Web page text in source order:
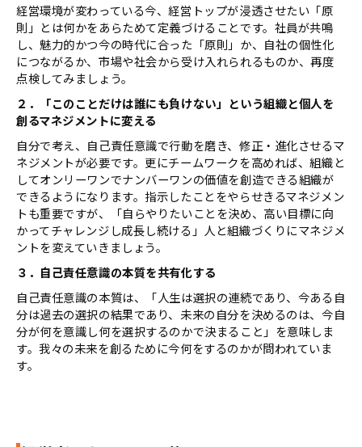
経営環境が変わっている今、経営トップが浸透させたい「原
則」とは何かをあらためて定義づけることです。社員が共鳴
し、魅力的かつ今の時代に合った「原則」か、自社の個性化
につながるか、市場や社会から受け入れられるものか、再度
点検してみましょう。
２．「このことだけは誰にも負けない」という組織と個人を
創るマネジメントに変える
自分で考え、自己責任意識で行動を磨き、修正・進化させるマ
ネジメントが必要です。更にチームワークを高めれば、組織と
してオンリーワンでナンバーワンの価値を創造できる組織が
できるようになります。指示したことをやらせきるマネジメン
トも重要ですが、「自らやりたいことを決め、高い目標に向
かってチャレンジし成⾧し続ける」人と組織づくりにマネジメ
ントを変えていきましょう。
３．自己責任意識の本質を共有化する
自己責任意識の本質は、「人生は選択の連続であり、今ある自
分は過去の選択の結果であり、未来の自分を決めるのは、今自
分が何を意識し何を選択するのかで決まること」を意味しま
す。我々の未来を創るために今何をするのかが問われていま
す。